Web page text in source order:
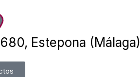
Estepona (Málaga)